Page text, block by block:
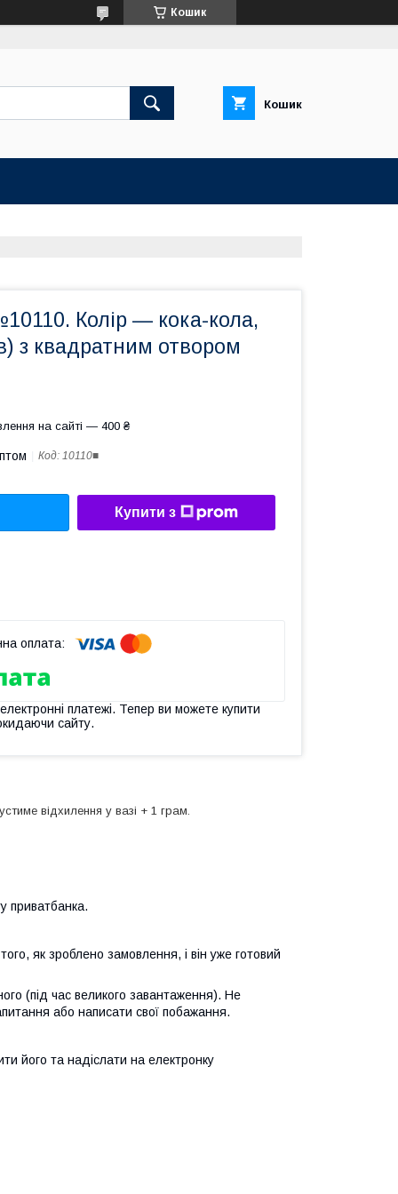
Кошик
Кошик
Колір — кока-кола,
з квадратним отвором
на сайті — 400 ₴
Код: 10110■
Купити з
платежі. Тепер ви можете купити
сайту.
відхилення у вазі + 1 грам.
приватбанка.
як зроблено замовлення, і він уже готовий
(під час великого завантаження). Не
або написати свої побажання.
його та надіслати на електронку